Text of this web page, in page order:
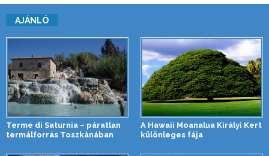
AJÁNLÓ
Terme di Saturnia – páratlan
termálforrás Toszkánában
A Hawaii Moanalua Királyi Kert
különleges fája